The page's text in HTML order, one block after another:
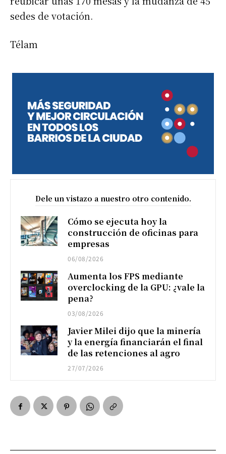
sedes de votación.
Télam
Dele un vistazo a nuestro otro contenido.
Cómo se ejecuta hoy la
construcción de oficinas para
empresas
06/08/2026
Aumenta los FPS mediante
overclocking de la GPU: ¿vale la
pena?
03/08/2026
Javier Milei dijo que la minería
y la energía financiarán el final
de las retenciones al agro
27/07/2026